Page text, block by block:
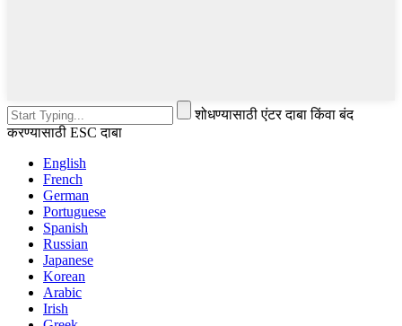
शोधण्यासाठी एंटर दाबा किंवा बंद
करण्यासाठी ESC दाबा
English
French
German
Portuguese
Spanish
Russian
Japanese
Korean
Arabic
Irish